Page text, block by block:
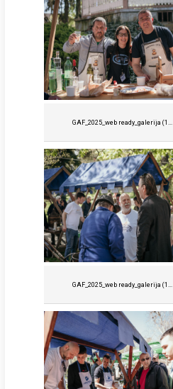
GAF_2025_web ready_galerija (1...
GAF_2025_web ready_galerija (1...